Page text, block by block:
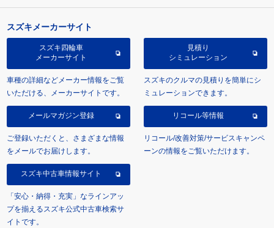
スズキメーカーサイト
スズキ四輪車
メーカーサイト
車種の詳細などメーカー情報をご覧
いただける、メーカーサイトです。
見積り
シミュレーション
スズキのクルマの見積りを簡単にシ
ミュレーションできます。
メールマガジン登録
ご登録いただくと、さまざまな情報
をメールでお届けします。
リコール等情報
リコール/改善対策/サービスキャンペ
ーンの情報をご覧いただけます。
スズキ中古車情報サイト
「安心・納得・充実」なラインアッ
プを揃えるスズキ公式中古車検索サ
イトです。